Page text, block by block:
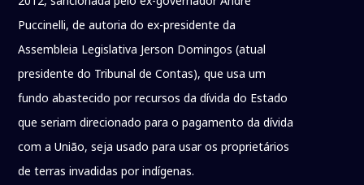
Puccinelli, de autoria do ex-presidente da
Assembleia Legislativa Jerson Domingos (atual
presidente do Tribunal de Contas), que usa um
fundo abastecido por recursos da dívida do Estado
que seriam direcionado para o pagamento da dívida
com a União, seja usado para usar os proprietários
de terras invadidas por indígenas.